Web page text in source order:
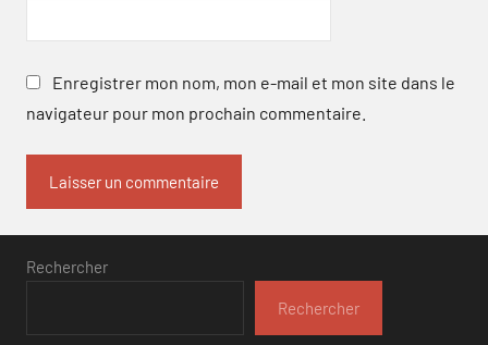
Enregistrer mon nom, mon e-mail et mon site dans le
navigateur pour mon prochain commentaire.
Rechercher
Rechercher